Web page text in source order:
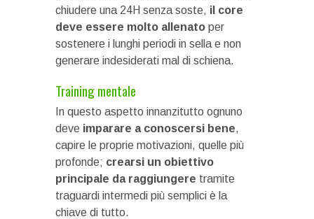
chiudere una 24H senza soste, il core
deve essere molto allenato per
sostenere i lunghi periodi in sella e non
generare indesiderati mal di schiena.
Training mentale
In questo aspetto innanzitutto ognuno
deve imparare a conoscersi bene,
capire le proprie motivazioni, quelle più
profonde; crearsi un obiettivo
principale da raggiungere tramite
traguardi intermedi più semplici è la
chiave di tutto.